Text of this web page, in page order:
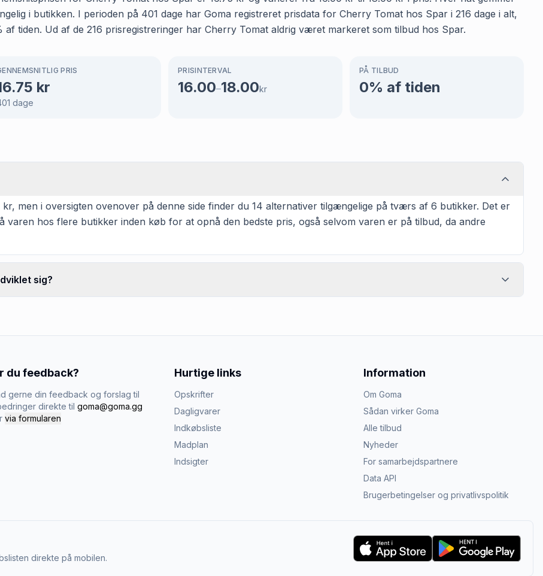
i butikken. I perioden på 401 dage har Goma registreret prisdata for Cherry Tomat hos Spar i 216 dage i alt,
tiden. Ud af de 216 prisregistreringer har Cherry Tomat aldrig været markeret som tilbud hos Spar.
PRIS
kr
dage
PRISINTERVAL
16.00–18.00kr
PÅ TILBUD
0% af tiden
men i oversigten ovenover på denne side finder du 14 alternativer tilgængelige på tværs af 6 butikker. Det er
varen hos flere butikker inden køb for at opnå den bedste pris, også selvom varen er på tilbud, da andre
sig?
du feedback?
gerne din feedback og forslag til
direkte til goma@goma.gg
via formularen
Hurtige links
Opskrifter
Dagligvarer
Indkøbsliste
Madplan
Indsigter
Information
Om Goma
Sådan virker Goma
Alle tilbud
Nyheder
For samarbejdspartnere
Data API
Brugerbetingelser og privatlivspolitik
direkte på mobilen.